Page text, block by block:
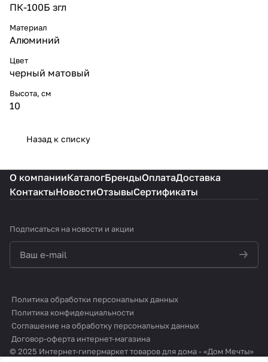
ПК-100Б згл
Материал
Алюминий
Цвет
черный матовый
Высота, см
10
Назад к списку
О компанииКаталогБрендыОплатаДоставка
КонтактыНовостиОтзывыСертификаты
Подписаться на новости и акции
Политика обработки персональных данных
Политика конфиденциальности
Соглашение на обработку персональных данных
Договор-оферта интернет-магазина
© 2025 Интернет-гипермаркет товаров для дома - «Дом Мечты»